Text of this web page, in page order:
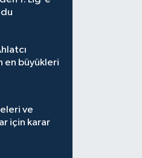
en büyükleri
ve
için karar